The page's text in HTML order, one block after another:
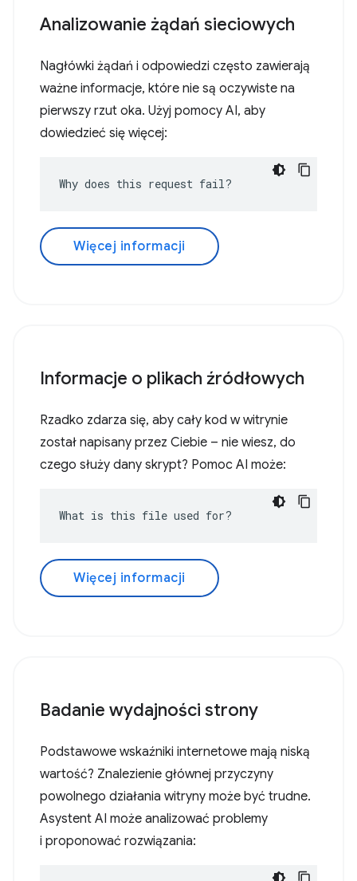
Analizowanie żądań sieciowych
Nagłówki żądań i odpowiedzi często zawierają
ważne informacje, które nie są oczywiste na
pierwszy rzut oka. Użyj pomocy AI, aby
dowiedzieć się więcej:
Why does this request fail?
Więcej informacji
Informacje o plikach źródłowych
Rzadko zdarza się, aby cały kod w witrynie
został napisany przez Ciebie – nie wiesz, do
czego służy dany skrypt? Pomoc AI może:
What is this file used for?
Więcej informacji
Badanie wydajności strony
Podstawowe wskaźniki internetowe mają niską
wartość? Znalezienie głównej przyczyny
powolnego działania witryny może być trudne.
Asystent AI może analizować problemy
i proponować rozwiązania: